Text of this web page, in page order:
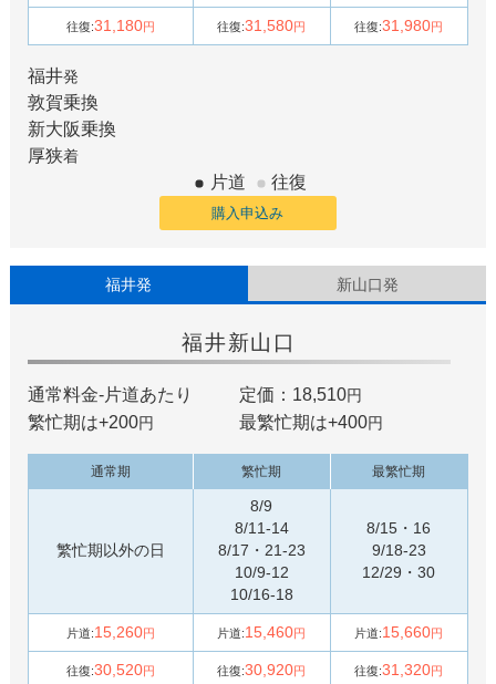
往復:31,180円 往復:31,580円 往復:31,980円
福井発
敦賀乗換
新大阪乗換
厚狭着
片道 往復
購入申込み
福井発 新山口発
福井新山口
通常料金-片道あたり 定価：18,510円
繁忙期は+200円 最繁忙期は+400円
通常期 繁忙期 最繁忙期
繁忙期以外の日
8/9
8/11-14
8/17・21-23
10/9-12
10/16-18
8/15・16
9/18-23
12/29・30
片道:15,260円 片道:15,460円 片道:15,660円
往復:30,520円 往復:30,920円 往復:31,320円